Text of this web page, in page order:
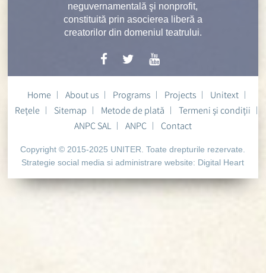
neguvernamentală şi nonprofit,
constituită prin asocierea liberă a
creatorilor din domeniul teatrului.
Home About us Programs Projects
Unitext
Rețele
Sitemap Metode de plată
Termeni și condiții
ANPC SAL
ANPC Contact
Copyright © 2015-2025 UNITER. Toate drepturile rezervate.
Strategie social media si administrare website: Digital Heart